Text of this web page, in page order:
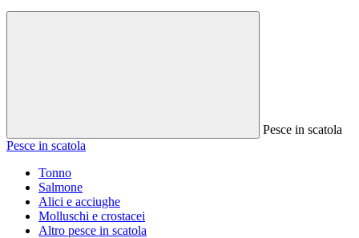
Pesce in scatola
Pesce in scatola
Tonno
Salmone
Alici e acciughe
Molluschi e crostacei
Altro pesce in scatola